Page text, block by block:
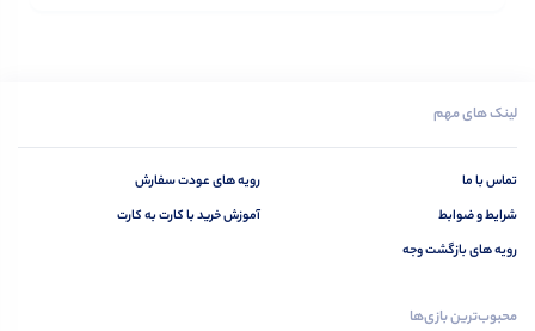
لینک های مهم
تماس با ما
شرایط و ضوابط
رویه های بازگشت وجه
رویه های عودت سفارش
آموزش خرید با کارت به کارت
محبوب‌ترین بازی‌ها